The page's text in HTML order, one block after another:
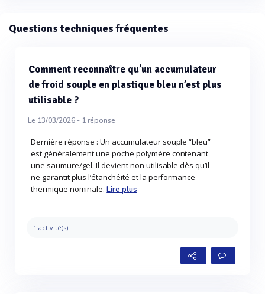
Questions techniques fréquentes
Comment reconnaître qu’un accumulateur
de froid souple en plastique bleu n’est plus
utilisable ?
Le 13/03/2026 - 1réponse
Dernière réponse : Un accumulateur souple “bleu”
est généralement une poche polymère contenant
une saumure/gel. Il devient non utilisable dès qu’il
ne garantit plus l’étanchéité et la performance
thermique nominale.Lire plus
1 activité(s)